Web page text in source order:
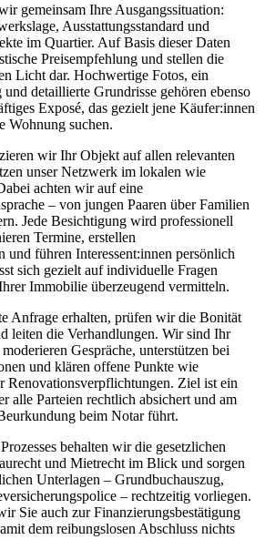
gemeinsam Ihre Ausgangssituation:
Ausstattungsstandard und
im Quartier. Auf Basis dieser Daten
Preisempfehlung und stellen die
Licht dar. Hochwertige Fotos, ein
detaillierte Grundrisse gehören ebenso
Exposé, das gezielt jene Käufer:innen
Wohnung suchen.
wir Ihr Objekt auf allen relevanten
unser Netzwerk im lokalen wie
achten wir auf eine
– von jungen Paaren über Familien
Jede Besichtigung wird professionell
Termine, erstellen
und führen Interessent:innen persönlich
sich gezielt auf individuelle Fragen
Immobilie überzeugend vermitteln.
Anfrage erhalten, prüfen wir die Bonität
leiten die Verhandlungen. Wir sind Ihr
Gespräche, unterstützen bei
und klären offene Punkte wie
Renovationsverpflichtungen. Ziel ist ein
alle Parteien rechtlich absichert und am
beim Notar führt.
behalten wir die gesetzlichen
und Mietrecht im Blick und sorgen
Unterlagen – Grundbuchauszug,
– rechtzeitig vorliegen.
Sie auch zur Finanzierungsbestätigung
dem reibungslosen Abschluss nichts